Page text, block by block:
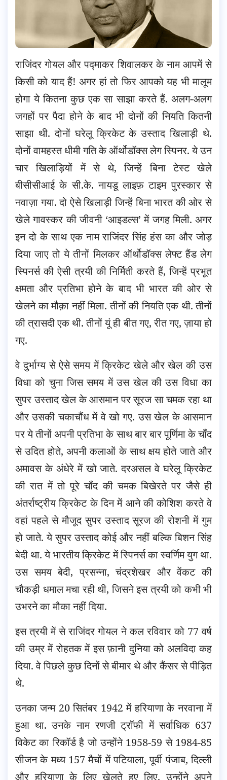
राजिंदर गोयल और पद्माकर शिवालकर के नाम आपमें से
किसी को याद हैं! अगर हां तो फिर आपको यह भी मालूम
होगा ये कितना कुछ एक सा साझा करते हैं. अलग-अलग
जगहों पर पैदा होने के बाद भी दोनों की नियति कितनी
साझा थी. दोनों घरेलू क्रिकेट के उस्ताद खिलाड़ी थे.
दोनों वामहस्त धीमी गति के ऑर्थोडॉक्स लेग स्पिनर. ये उन
चार खिलाड़ियों में से थे, जिन्हें बिना टेस्ट खेले
बीसीसीआई के सी.के. नायडू लाइफ़ टाइम पुरस्कार से
नवाज़ा गया. दो ऐसे खिलाड़ी जिन्हें बिना भारत की ओर से
खेले गावस्कर की जीवनी ‘आइडल्स’ में जगह मिली. अगर
इन दो के साथ एक नाम राजिंदर सिंह हंस का और जोड़
दिया जाए तो ये तीनों मिलकर ऑर्थोडॉक्स लेफ्ट हैंड लेग
स्पिनर्स की ऐसी त्रयी की निर्मिती करते हैं, जिन्हें प्रभूत
क्षमता और प्रतिभा होने के बाद भी भारत की ओर से
खेलने का मौक़ा नहीं मिला. तीनों की नियति एक थी. तीनों
की त्रासदी एक थी. तीनों यूं ही बीत गए, रीत गए, ज़ाया हो
गए.
वे दुर्भाग्य से ऐसे समय में क्रिकेट खेले और खेल की उस
विधा को चुना जिस समय में उस खेल की उस विधा का
सुपर उस्ताद खेल के आसमान पर सूरज सा चमक रहा था
और उसकी चकाचौंध में वे खो गए. उस खेल के आसमान
पर ये तीनों अपनी प्रतिभा के साथ बार बार पूर्णिमा के चाँद
से उदित होते, अपनी कलाओं के साथ क्षय होते जाते और
अमावस के अंधेरे में खो जाते. दरअसल वे घरेलू क्रिकेट
की रात में तो पूरे चाँद की चमक बिखेरते पर जैसे ही
अंतर्राष्ट्रीय क्रिकेट के दिन में आने की कोशिश करते वे
वहां पहले से मौजूद सुपर उस्ताद सूरज की रोशनी में गुम
हो जाते. ये सुपर उस्ताद कोई और नहीं बल्कि बिशन सिंह
बेदी था. ये भारतीय क्रिकेट में स्पिनर्स का स्वर्णिम युग था.
उस समय बेदी, प्रसन्ना, चंद्रशेखर और वेंकट की
चौकड़ी धमाल मचा रही थी, जिसने इस त्रयी को कभी भी
उभरने का मौका नहीं दिया.
इस त्रयी में से राजिंदर गोयल ने कल रविवार को 77 वर्ष
की उम्र में रोहतक में इस फ़ानी दुनिया को अलविदा कह
दिया. वे पिछले कुछ दिनों से बीमार थे और कैंसर से पीड़ित
थे.
उनका जन्म 20 सितंबर 1942 में हरियाणा के नरवाना में
हुआ था. उनके नाम रणजी ट्रॉफी में सर्वाधिक 637
विकेट का रिकॉर्ड है जो उन्होंने 1958-59 से 1984-85
सीजन के मध्य 157 मैचों में पटियाला, पूर्वी पंजाब, दिल्ली
और हरियाणा के लिए खेलते हुए लिए. उन्होंने अपने